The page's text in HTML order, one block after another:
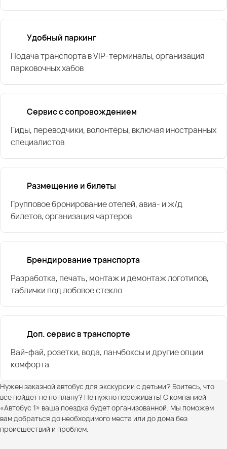
Удобный паркинг
Подача транспорта в VIP-терминалы, организация
парковочных хабов
Сервис с сопровождением
Гиды, переводчики, волонтёры, включая иностранных
специалистов
Размещение и билеты
Групповое бронирование отелей, авиа- и ж/д
билетов, организация чартеров
Брендирование транспорта
Разработка, печать, монтаж и демонтаж логотипов,
таблички под лобовое стекло
Доп. сервис в транспорте
Вай-фай, розетки, вода, ланчбоксы и другие опции
комфорта
Нужен заказной автобус для экскурсии с детьми? Боитесь, что
все пойдет не по плану? Не нужно переживать! С компанией
«Автобус 1» ваша поездка будет организованной. Мы поможем
вам добраться до необходимого места или до дома без
происшествий и проблем.